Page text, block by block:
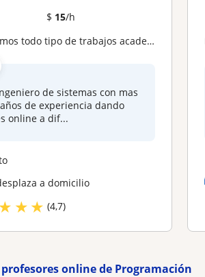
$ 15/h
de trabajos academicos de programacion en java matlab php python c# cpp ampl qt R y mas
de sistemas con mas
de experiencia dando
online a dif...
a domicilio
★ ★★ (4,7)
online de Programación